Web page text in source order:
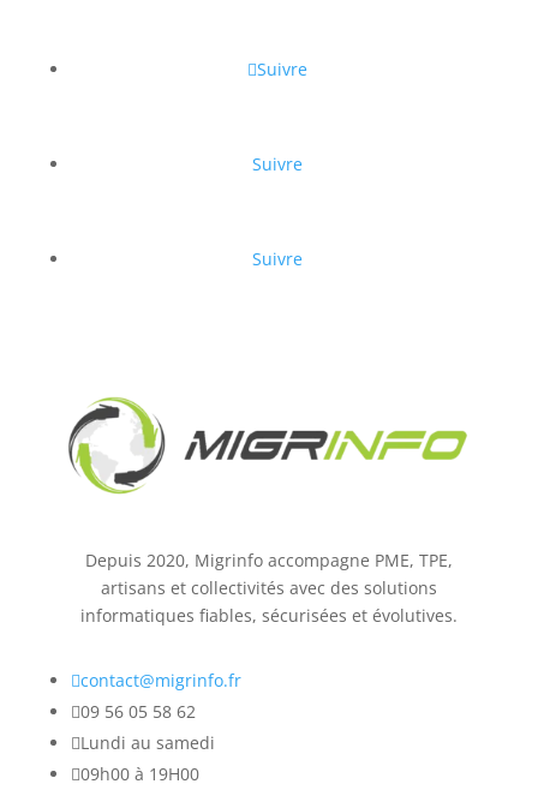
Suivre
Suivre
Suivre
Depuis 2020, Migrinfo accompagne PME, TPE,
artisans et collectivités avec des solutions
informatiques fiables, sécurisées et évolutives.
contact@migrinfo.fr
09 56 05 58 62
Lundi au samedi
09h00 à 19H00